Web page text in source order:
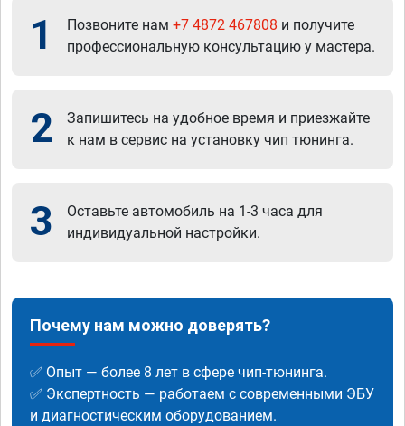
1 Позвоните нам +7 4872 467808 и получите
профессиональную консультацию у мастера.
2
Запишитесь на удобное время и приезжайте
к нам в сервис на установку чип тюнинга.
3
Оставьте автомобиль на 1-3 часа для
индивидуальной настройки.
Почему нам можно доверять?
✅ Опыт — более 8 лет в сфере чип-тюнинга.
✅ Экспертность — работаем с современными ЭБУ
и диагностическим оборудованием.